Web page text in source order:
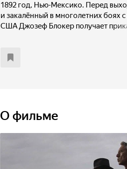
1892 год, Нью-Мексико. Перед
и закалённый в многолетних боях
США Джозеф Блокер получает
подавляя гнев и желание казнить
О фильме